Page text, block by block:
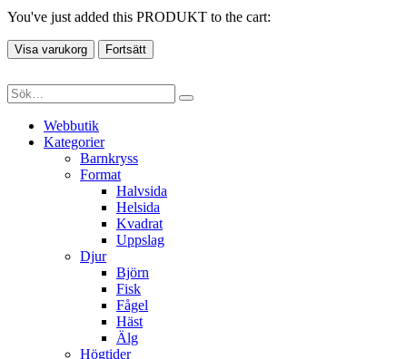
You've just added this PRODUKT to the cart:
Visa varukorg Fortsätt
Webbutik
Kategorier
Barnkryss
Format
Halvsida
Helsida
Kvadrat
Uppslag
Djur
Björn
Fisk
Fågel
Häst
Älg
Högtider